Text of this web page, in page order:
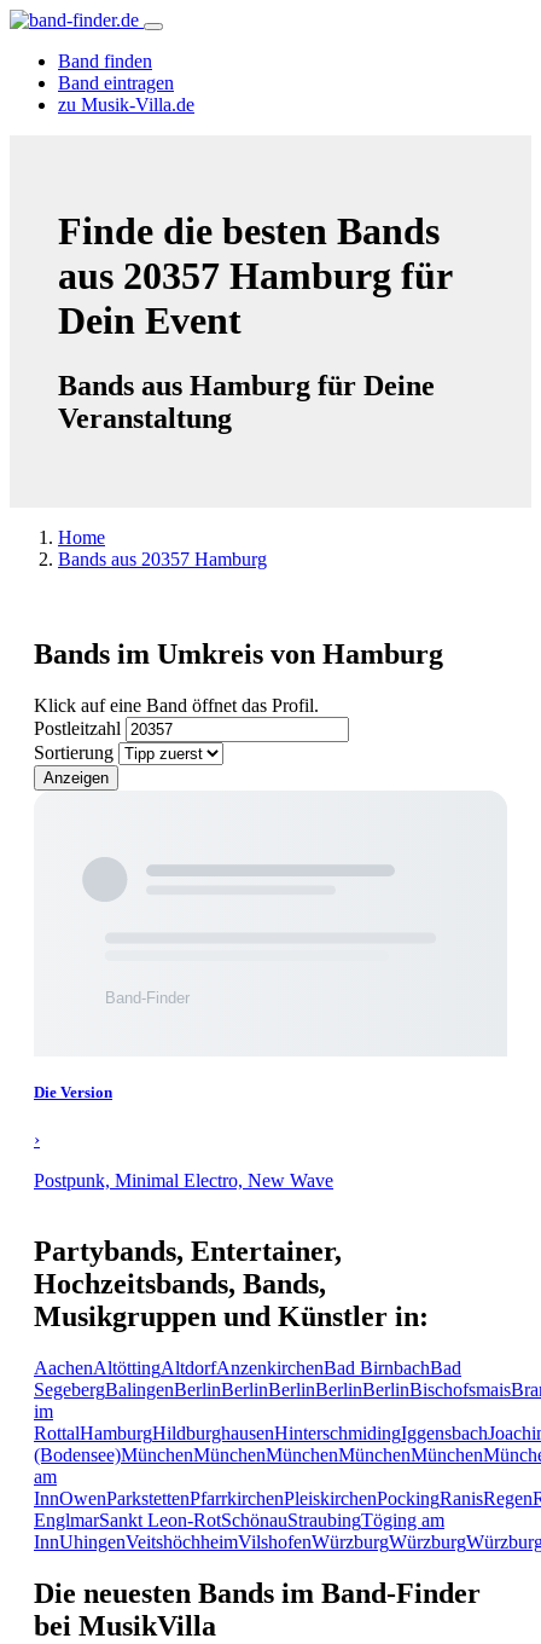
Band finden
Band eintragen
zu Musik-Villa.de
Finde die besten Bands
aus 20357 Hamburg für
Dein Event
Bands aus Hamburg für Deine
Veranstaltung
Home
Bands aus 20357 Hamburg
Bands im Umkreis von Hamburg
Klick auf eine Band öffnet das Profil.
Postleitzahl
Sortierung
Anzeigen
Die Version
›
Postpunk, Minimal Electro, New Wave
Partybands, Entertainer,
Hochzeitsbands, Bands,
Musikgruppen und Künstler in:
AachenAltöttingAltdorfAnzenkirchenBad BirnbachBad
SegebergBalingenBerlinBerlinBerlinBerlinBerlinBischofsmais
im
RottalHamburgHildburghausenHinterschmidingIggensbach
(Bodensee)MünchenMünchenMünchenMünchenMünchen
am
InnOwenParkstettenPfarrkirchenPleiskirchenPockingRanisRegen
EnglmarSankt Leon-RotSchönauStraubingTöging am
InnUhingenVeitshöchheimVilshofenWürzburgWürzburg
Die neuesten Bands im Band-Finder
bei MusikVilla